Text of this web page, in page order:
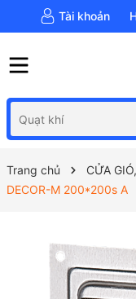
Tài khoản
Trang chủ CỬA
DECOR-M 200*200s A